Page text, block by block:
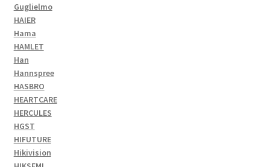
Guglielmo
HAIER
Hama
HAMLET
Han
Hannspree
HASBRO
HEARTCARE
HERCULES
HGST
HIFUTURE
Hikivision